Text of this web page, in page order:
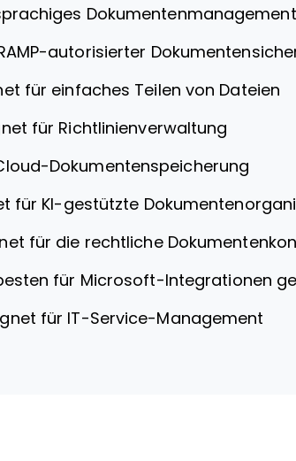
Dokumentenmanagement
autorisierter
für einfaches Teilen von Dateien
für Richtlinienverwaltung
Dokumentenspeicherung
für KI-gestützte
für die rechtliche
für Microsoft-Integrationen
für IT-Service-Management